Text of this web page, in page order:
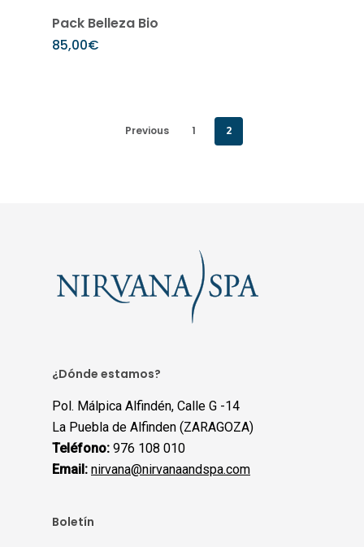
Añadir al carrito
Pack Belleza Bio
85,00€
Previous 1 2
¿Dónde estamos?
Pol. Málpica Alfindén, Calle G -14
La Puebla de Alfinden (ZARAGOZA)
Teléfono: 976 108 010
Email: nirvana@nirvanaandspa.com
Boletín